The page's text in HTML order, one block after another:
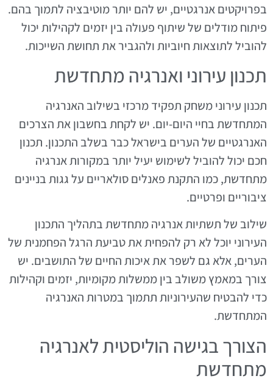
בפרויקטים אנרגטיים, יש להם יותר מוטיבציה לתמוך בהם.
פיתוח מודלים של שיתוף פעולה בין יזמים לקהילות יכול
להוביל לתוצאות חיוביות ולהגביר את תחושת השייכות.
תכנון עירוני ואנרגיה מתחדשת
תכנון עירוני משחק תפקיד מרכזי בשילוב האנרגיה
המתחדשת בחיי היום-יום. יש לקחת בחשבון את הצרכים
האנרגטיים של הערים בישראל כבר בשלב התכנון. תכנון
חכם יכול להוביל לשימוש יעיל יותר במקורות אנרגיה
מתחדשת, כמו התקנת פאנלים סולאריים על גגות בניינים
ציבוריים ופרטיים.
שילוב של תשתיות אנרגיה מתחדשת בתהליך התכנון
העירוני יוכל לא רק להפחית את טביעת הרגל הפחמנית של
הערים, אלא גם לשפר את איכות החיים של התושבים. יש
צורך במאמץ משולב בין ממשלות מקומיות, יזמים וקהילות
כדי להבטיח שהעירוניות תתמוך במטרות האנרגיה
המתחדשת.
הצורך בגישה הוליסטית לאנרגיה
מתחדשת